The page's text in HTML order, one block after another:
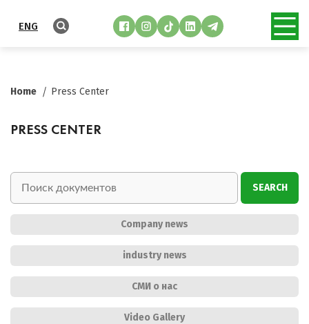
ENG
Home Press Center
PRESS CENTER
SEARCH
Company news
industry news
СМИ о нас
Video Gallery